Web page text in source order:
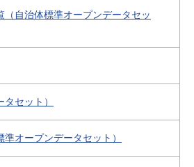
（自治体標準オープンデータセッ
セット）
オープンデータセット）